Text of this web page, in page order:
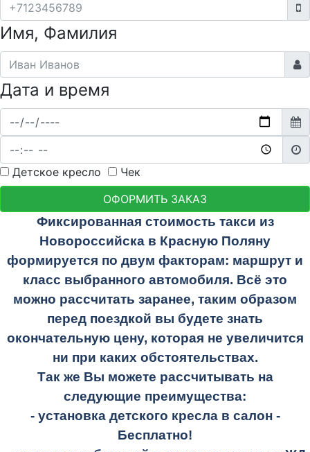
Имя, Фамилия
Дата и время
Детское кресло
Чек
ОФОРМИТЬ ЗАКАЗ
Фиксированная стоимость такси из
Новороссийска в Красную Поляну
формируется по двум факторам: маршрут и
класс выбранного автомобиля. Всё это
можно рассчитать заранее, таким образом
перед поездкой вы будете знать
окончательную цену, которая не увеличится
ни при каких обстоятельствах.
Так же Вы можете рассчитывать на
следующие преимущества:
- установка детского кресла в салон -
Бесплатно!